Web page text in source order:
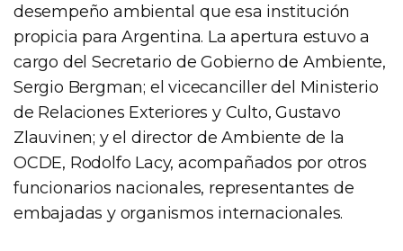
desempeño ambiental que esa institución
propicia para Argentina. La apertura estuvo a
cargo del Secretario de Gobierno de Ambiente,
Sergio Bergman; el vicecanciller del Ministerio
de Relaciones Exteriores y Culto, Gustavo
Zlauvinen; y el director de Ambiente de la
OCDE, Rodolfo Lacy, acompañados por otros
funcionarios nacionales, representantes de
embajadas y organismos internacionales.